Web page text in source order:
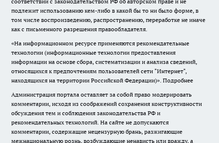
подлежит использованию кем-либо в какой бы то ни было форме, в
том числе воспроизведению, распространению, переработке не иначе
как с письменного разрешения правообладателя.
«На информационном ресурсе применяются рекомендательные
технологии (информационные технологии предоставления
информации на основе сбора, систематизации и анализа сведений,
относящихся к предпочтениям пользователей сети "Интернет",
находящихся на территории Российской Федерации)». Подробнее
Администрация портала оставляет за собой право модерировать
комментарии, исходя из соображений сохранения конструктивности
обсуждения тем и соблюдения законодательства РФ и
рекомендательных технологий. На сайте не допускаются
комментарии, содержащие нецензурную брань, разжигающие
межнациональную рознь, возбуждающие ненависть или вражду, а